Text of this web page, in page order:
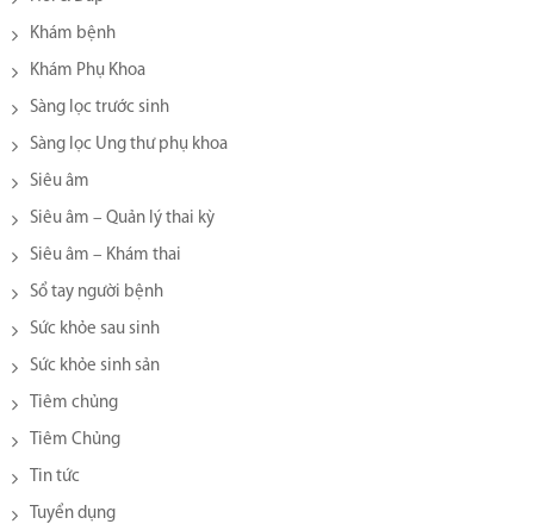
Khám bệnh
Khám Phụ Khoa
Sàng lọc trước sinh
Sàng lọc Ung thư phụ khoa
Siêu âm
Siêu âm – Quản lý thai kỳ
Siêu âm – Khám thai
Sổ tay người bệnh
Sức khỏe sau sinh
Sức khỏe sinh sản
Tiêm chủng
Tiêm Chủng
Tin tức
Tuyển dụng